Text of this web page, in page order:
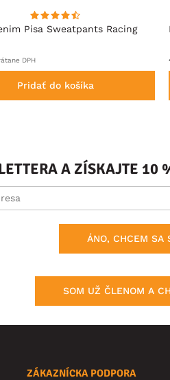
Pisa Sweatpants Racing
DPH
Pridať do košíka
A ZÍSKAJTE
ÁNO, CHCEM SA
SOM UŽ ČLENOM A
ZÁKAZNÍCKA PODPORA